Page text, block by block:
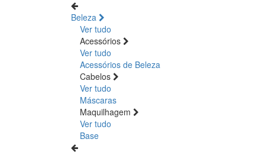
Beleza
Ver tudo
Acessórios
Ver tudo
Acessórios de Beleza
Cabelos
Ver tudo
Máscaras
Maquilhagem
Ver tudo
Base